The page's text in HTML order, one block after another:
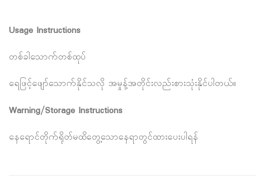
Usage Instructions
တစ်ခါသောက်တစ်ထုပ်
ရေဖြင့်ဖျော်သောက်နိုင်သလို အမှုန့်အတိုင်းလည်းစားသုံးနိုင်ပါတယ်။
Warning/Storage Instructions
နေရောင်တိုက်ရိုတ်မထိတွေ့သောနေရာတွင်ထားပေးပါရန်